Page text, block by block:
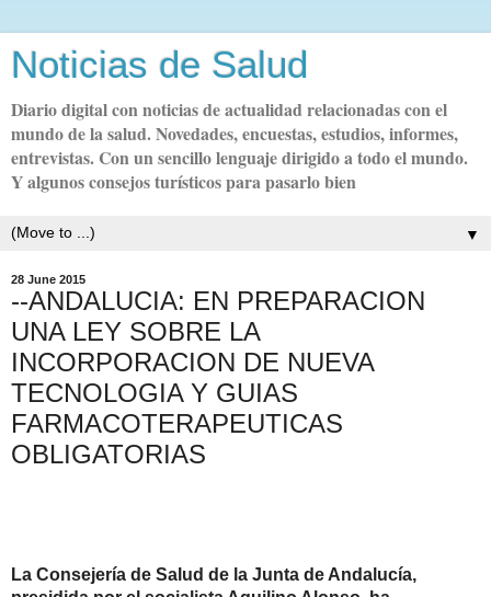
Noticias de Salud
Diario digital con noticias de actualidad relacionadas con el
mundo de la salud. Novedades, encuestas, estudios, informes,
entrevistas. Con un sencillo lenguaje dirigido a todo el mundo.
Y algunos consejos turísticos para pasarlo bien
▼
28 June 2015
--ANDALUCIA: EN PREPARACION
UNA LEY SOBRE LA
INCORPORACION DE NUEVA
TECNOLOGIA Y GUIAS
FARMACOTERAPEUTICAS
OBLIGATORIAS
La Consejería de Salud de la Junta de Andalucía,